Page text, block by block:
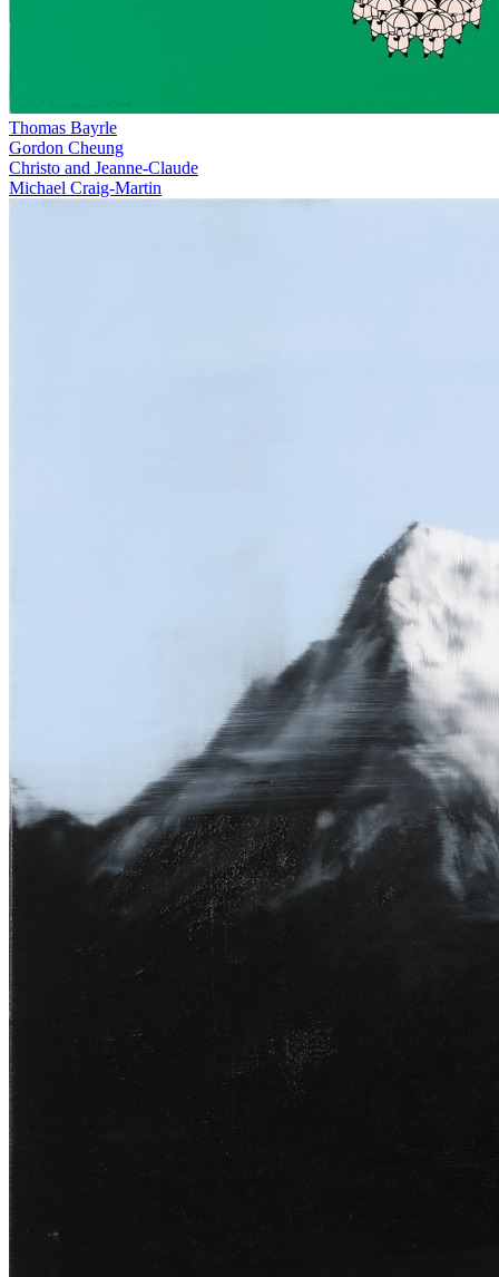
Thomas Bayrle
Gordon Cheung
Christo and Jeanne-Claude
Michael Craig-Martin